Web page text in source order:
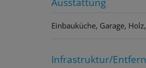
Ausstattung
Einbauküche Garage Holz
Infrastruktur/